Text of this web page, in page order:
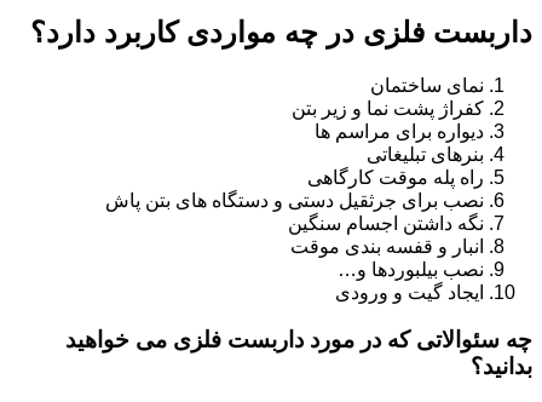
داربست فلزی در چه مواردی کاربرد دارد؟
نمای ساختمان
کفراژ پشت نما و زیر بتن
دیواره برای مراسم ها
بنرهای تبلیغاتی
راه پله موقت کارگاهی
نصب برای جرثقیل دستی و دستگاه های بتن پاش
نگه داشتن اجسام سنگین
انبار و قفسه بندی موقت
نصب بیلبوردها و…
ایجاد گیت و ورودی
چه سئوالاتی که در مورد داربست فلزی می خواهید
بدانید؟